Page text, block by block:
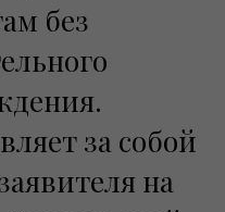
без
за собой
на